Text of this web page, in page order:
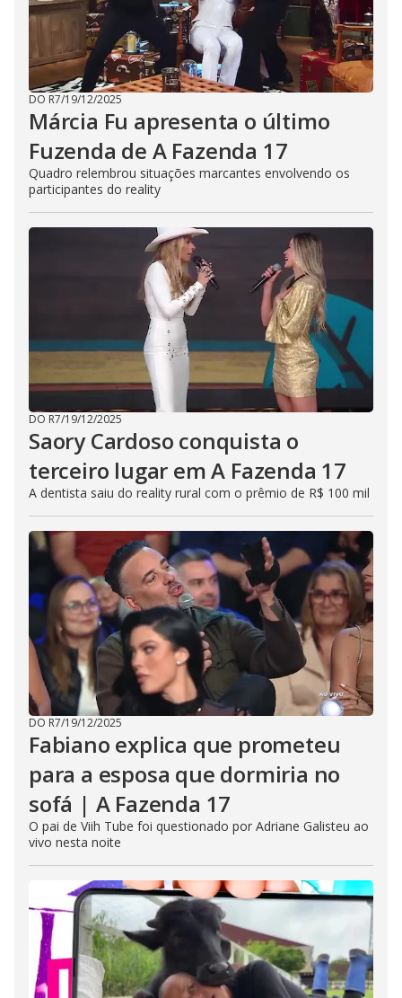
DO R7/19/12/2025
Márcia Fu apresenta o último
Fuzenda de A Fazenda 17
Quadro relembrou situações marcantes envolvendo os
participantes do reality
DO R7/19/12/2025
Saory Cardoso conquista o
terceiro lugar em A Fazenda 17
A dentista saiu do reality rural com o prêmio de R$ 100 mil
DO R7/19/12/2025
Fabiano explica que prometeu
para a esposa que dormiria no
sofá | A Fazenda 17
O pai de Viih Tube foi questionado por Adriane Galisteu ao
vivo nesta noite